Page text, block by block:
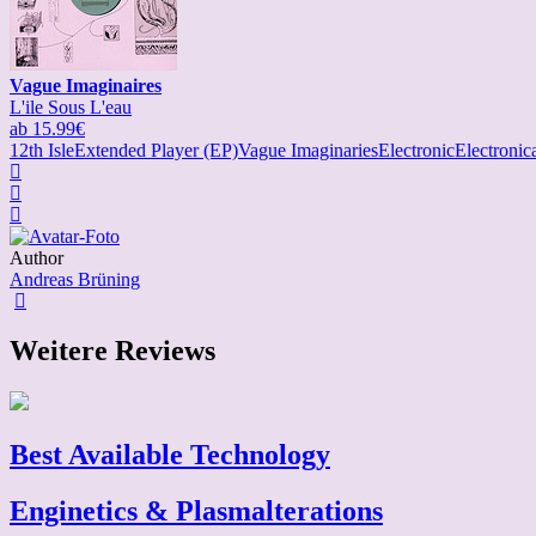
Vague Imaginaires
L'ile Sous L'eau
ab 15.99€
12th IsleExtended Player (EP)Vague ImaginariesElectronic
Author
Andreas Brüning
Weitere Reviews
Best Available Technology
Enginetics & Plasmalterations